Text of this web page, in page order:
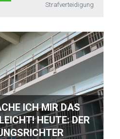
Strafverteidigung
ICH MIR DAS
HEUTE: DER